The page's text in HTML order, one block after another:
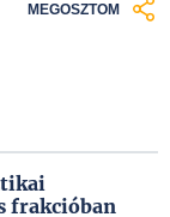
MEGOSZTOM
frakcióban